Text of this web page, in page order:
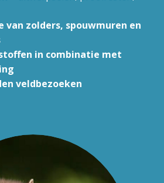
van zolders, spouwmuren en
in combinatie met
veldbezoeken